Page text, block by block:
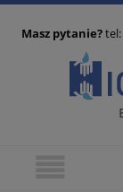
Masz pytanie?tel: